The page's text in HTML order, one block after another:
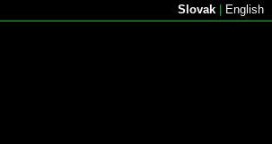
Slovak English